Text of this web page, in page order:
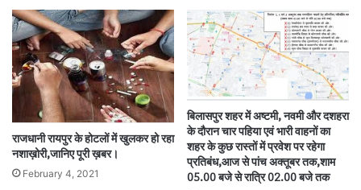
राजधानी रायपुर के होटलों में खुलकर हो रहा
नशाख़ोरी,जानिए पूरी ख़बर।
February 4, 2021
बिलासपुर शहर में अष्टमी, नवमी और दशहरा
के दौरान चार पहिया एवं भारी वाहनों का
शहर के कुछ रास्तों में प्रवेश पर रहेगा
प्रतिबंध,आज से पांच अक्तूबर तक,शाम
05.00 बजे से रात्रि 02.00 बजे तक